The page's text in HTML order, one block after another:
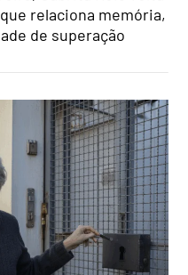
relaciona memória,
de superação